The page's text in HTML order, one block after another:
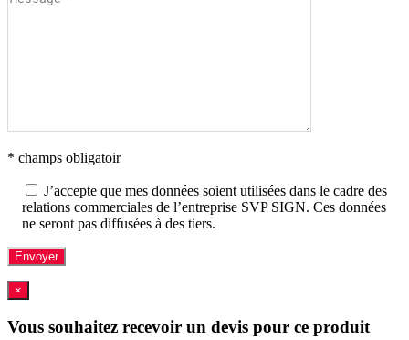
* champs obligatoir
J’accepte que mes données soient utilisées dans le cadre des
relations commerciales de l’entreprise SVP SIGN. Ces données
ne seront pas diffusées à des tiers.
×
Vous souhaitez recevoir un devis pour ce produit